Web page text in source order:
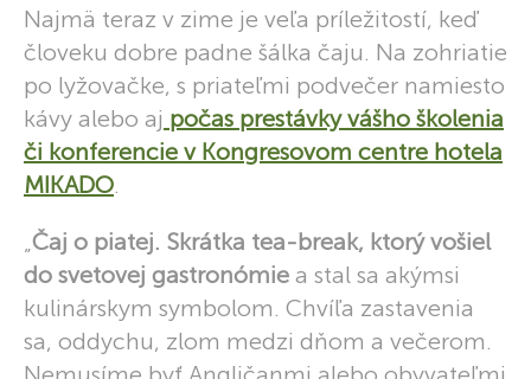
Najmä teraz v zime je veľa príležitostí, keď
človeku dobre padne šálka čaju. Na zohriatie
po lyžovačke, s priateľmi podvečer namiesto
kávy alebo aj počas prestávky vášho školenia
či konferencie v Kongresovom centre hotela
MIKADO
Čaj o piatej. Skrátka tea-break, ktorý vošiel
do svetovej gastronómie a stal sa akýmsi
kulinárskym symbolom. Chvíľa zastavenia
sa, oddychu, zlom medzi dňom a večerom.